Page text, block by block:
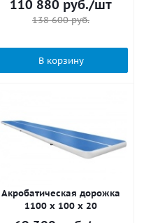
110 880 руб./шт
138 600руб.
В корзину
Акробатическая дорожка
1100 x 100 x 20